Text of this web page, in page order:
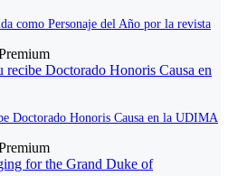
como Personaje del Año por la revista
Doctorado Honoris Causa en la UDIMA